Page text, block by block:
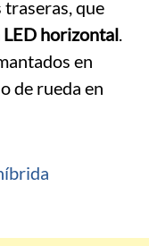
traseras, que
horizontal.
en
de rueda en